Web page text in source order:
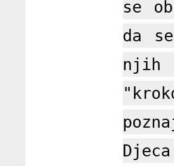
se
da
njih